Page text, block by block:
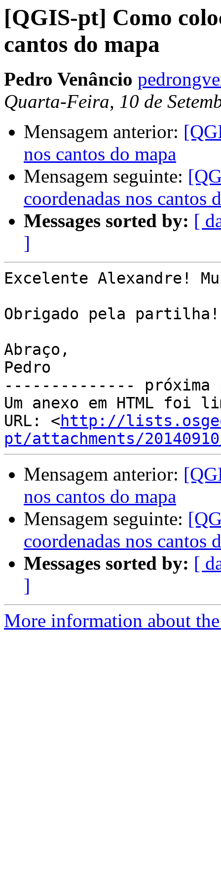
[QGIS-pt] Como
cantos do mapa
Pedro Venâncio
Quarta-Feira, 10 de
Mensagem anterior:
nos cantos do mapa
Mensagem seguinte:
coordenadas nos cantos
Messages sorted by: [
]
Excelente Alexandre!
Obrigado pela partilha!
Abraço,
Pedro
--------------
Um anexo em HTML foi
URL: <http://
pt/attachments/
Mensagem anterior:
nos cantos do mapa
Mensagem seguinte:
coordenadas nos cantos
Messages sorted by: [
]
More information about